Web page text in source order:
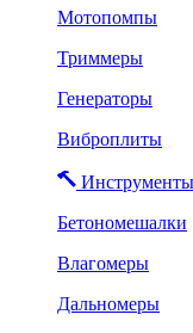
Мотопомпы
Триммеры
Генераторы
Виброплиты
Бетономешалки
Влагомеры
Дальномеры